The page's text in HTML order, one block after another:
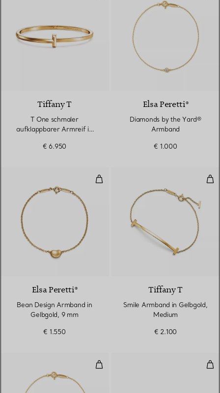
Tiffany T
T One schmaler
aufklappbarer Armreif in
€ 6.950
Elsa Peretti®
Diamonds by the Yard®
Armband
€ 1.000
Bean Design Armband in
Elsa Peretti®
Bean Design Armband in
Gelbgold, 9 mm
€ 1.550
Tiffany T
Smile Armband in Gelbgold,
Medium
€ 2.100
Diamonds by the Yard®